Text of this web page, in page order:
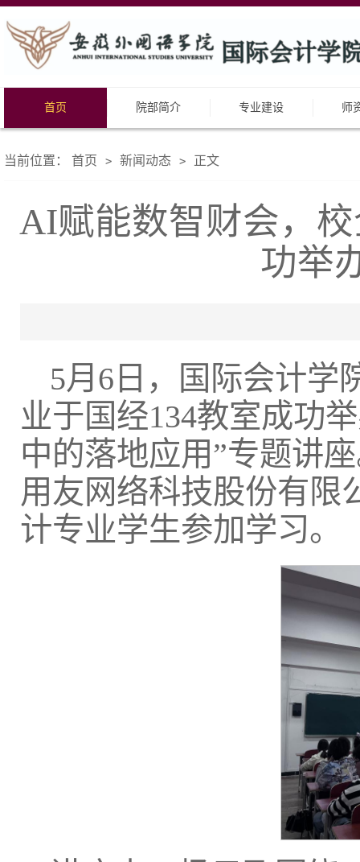
首页 院部简介 专业建设 师
当前位置： 首页 > 新闻动态 > 正文
AI赋能数智财会，
功举
5月6日，国际会计
业于国经134教室成功
中的落地应用”专题讲
用友网络科技股份有限
计专业学生参加学习。